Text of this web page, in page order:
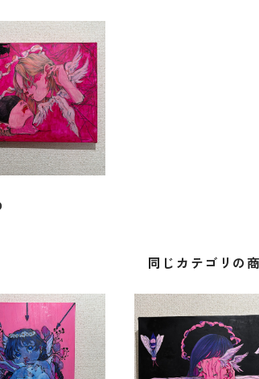
同じカテゴリの